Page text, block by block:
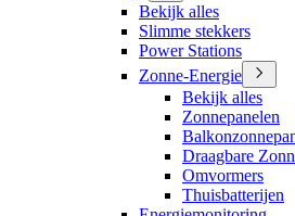
Bekijk alles
Slimme stekkers
Power Stations
Zonne-Energie
Bekijk alles
Zonnepanelen
Draagbare
Omvormers
Thuisbatterijen